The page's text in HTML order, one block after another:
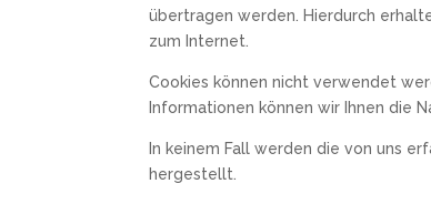
übertragen werden. Hierdurch
zum Internet.
Cookies können nicht verwendet
Informationen können wir Ihnen die
In keinem Fall werden die von uns
hergestellt.